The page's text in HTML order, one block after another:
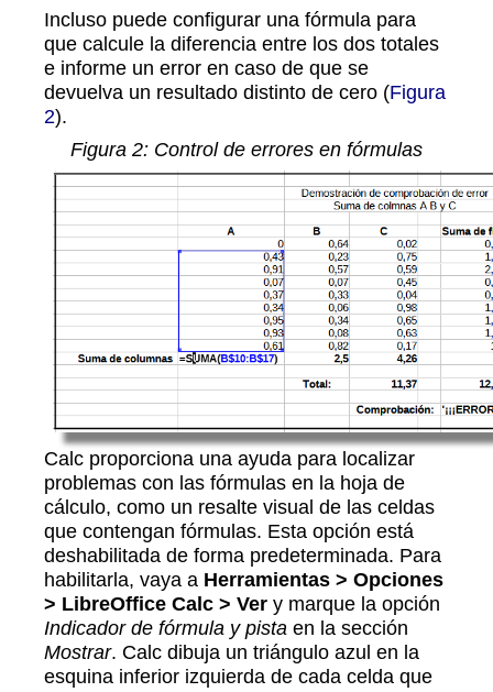
Incluso puede configurar una fórmula para
que calcule la diferencia entre los dos totales
e informe un error en caso de que se
devuelva un resultado distinto de cero (Figura
2).
Figura 2: Control de errores en fórmulas
Calc proporciona una ayuda para localizar
problemas con las fórmulas en la hoja de
cálculo, como un resalte visual de las celdas
que contengan fórmulas. Esta opción está
deshabilitada de forma predeterminada. Para
habilitarla, vaya a Herramientas > Opciones
> LibreOffice Calc > Ver y marque la opción
Indicador de fórmula y pista en la sección
Mostrar. Calc dibuja un triángulo azul en la
esquina inferior izquierda de cada celda que